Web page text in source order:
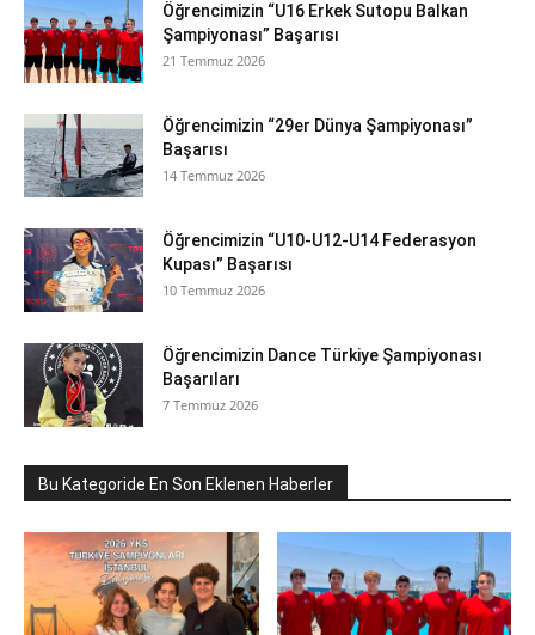
Öğrencimizin “U16 Erkek Sutopu Balkan
Şampiyonası” Başarısı
21 Temmuz 2026
Öğrencimizin “29er Dünya Şampiyonası”
Başarısı
14 Temmuz 2026
Öğrencimizin “U10-U12-U14 Federasyon
Kupası” Başarısı
10 Temmuz 2026
Öğrencimizin Dance Türkiye Şampiyonası
Başarıları
7 Temmuz 2026
Bu Kategoride En Son Eklenen Haberler